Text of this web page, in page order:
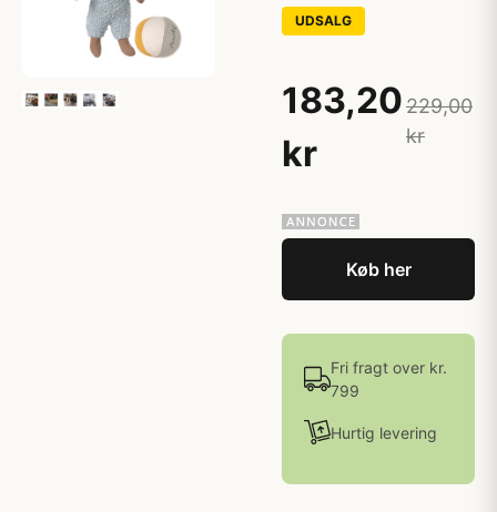
UDSALG
183,20
kr
229,00
kr
Køb her
Fri fragt over kr.
799
Hurtig levering